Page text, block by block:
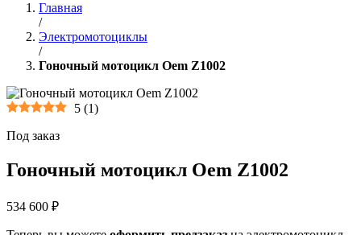
Главная
/
Электромотоциклы
/
Гоночный мотоцикл Oem Z1002
5 (1)
Под заказ
Гоночный мотоцикл Oem Z1002
534 600 ₽